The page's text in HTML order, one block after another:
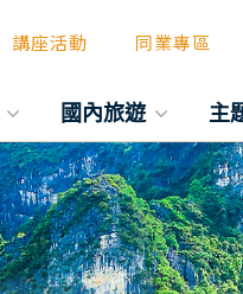
講座活動 同業專區
國內旅遊 主